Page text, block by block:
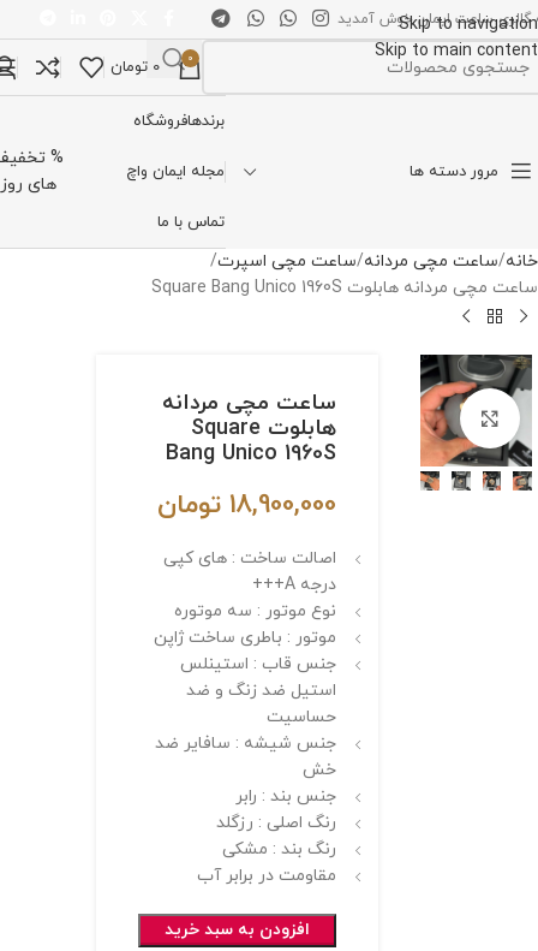
Skip to navigation
Skip to main content
گالری ساعت ایمان خوش آمدید
0
0 تومان
مرور دسته ها
برندهافروشگاه
مجله ایمان واچ
تماس با ما
%
های روز
خانه ساعت مچی مردانه ساعت مچی اسپرت
ساعت مچی مردانه هابلوت Square Bang Unico 1960S
برای بزرگنمایی کلیک کنیدساعت مچی مردانه
هابلوت Square
Bang Unico 1960S
18,900,000 تومان
اصالت ساخت : های کپی
درجه A+++
نوع موتور : سه موتوره
موتور : باطری ساخت ژاپن
جنس قاب : استینلس
استیل ضد زنگ و ضد
حساسیت
جنس شیشه : سافایر ضد
خش
جنس بند : رابر
رنگ اصلی : رزگلد
رنگ بند : مشکی
مقاومت در برابر آب
افزودن به سبد خرید